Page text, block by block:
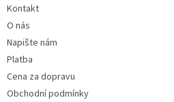
Kontakt
O nás
Napište nám
Platba
Cena za dopravu
Obchodní podmínky